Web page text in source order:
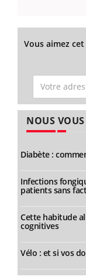
Vous aimez
NOUS
Diabète :
Infections
patients sans
Cette habitude
cognitives
Vélo : et si vos